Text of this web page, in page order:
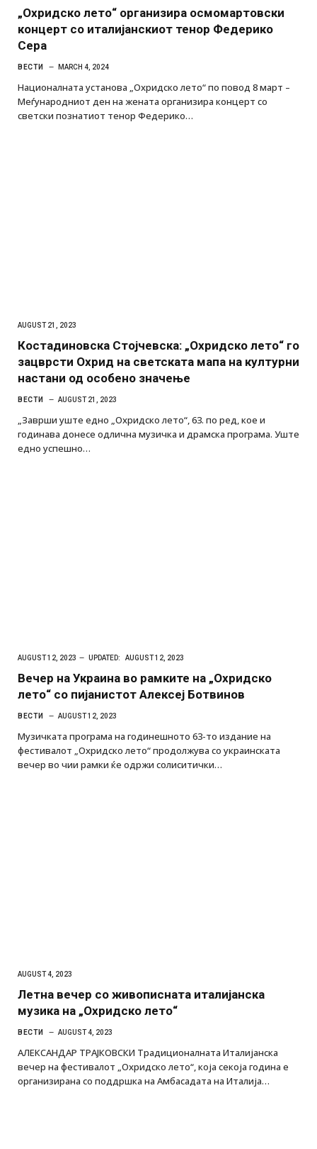
„Охридско лето“ организира осмомартовски
концерт со италијанскиот тенор Федерико
Сера
ВЕСТИ MARCH 4, 2024
Националната установа „Охридско лето“ по повод 8 март –
Меѓународниот ден на жената организира концерт со
светски познатиот тенор Федерико…
AUGUST 21, 2023
Костадиновска Стојчевска: „Охридско лето“ го
зацврсти Охрид на светската мапа на културни
настани од особено значење
ВЕСТИ AUGUST 21, 2023
„Заврши уште едно „Охридско лето“, 63. по ред, кое и
годинава донесе одлична музичка и драмска програма. Уште
едно успешно…
AUGUST 12, 2023 UPDATED: AUGUST 12, 2023
Вечер на Украина во рамките на „Охридско
лето“ со пијанистот Алексеј Ботвинов
ВЕСТИ AUGUST 12, 2023
Музичката програма на годинешното 63-то издание на
фестивалот „Охридско лето“ продолжува со украинската
вечер во чии рамки ќе одржи солиситички…
AUGUST 4, 2023
Летна вечер со живописната италијанска
музика на „Охридско лето“
ВЕСТИ AUGUST 4, 2023
АЛЕКСАНДАР ТРАЈКОВСКИ Традиционалната Италијанска
вечер на фестивалот „Охридско лето“, која секоја година е
организирана со поддршка на Амбасадата на Италија…